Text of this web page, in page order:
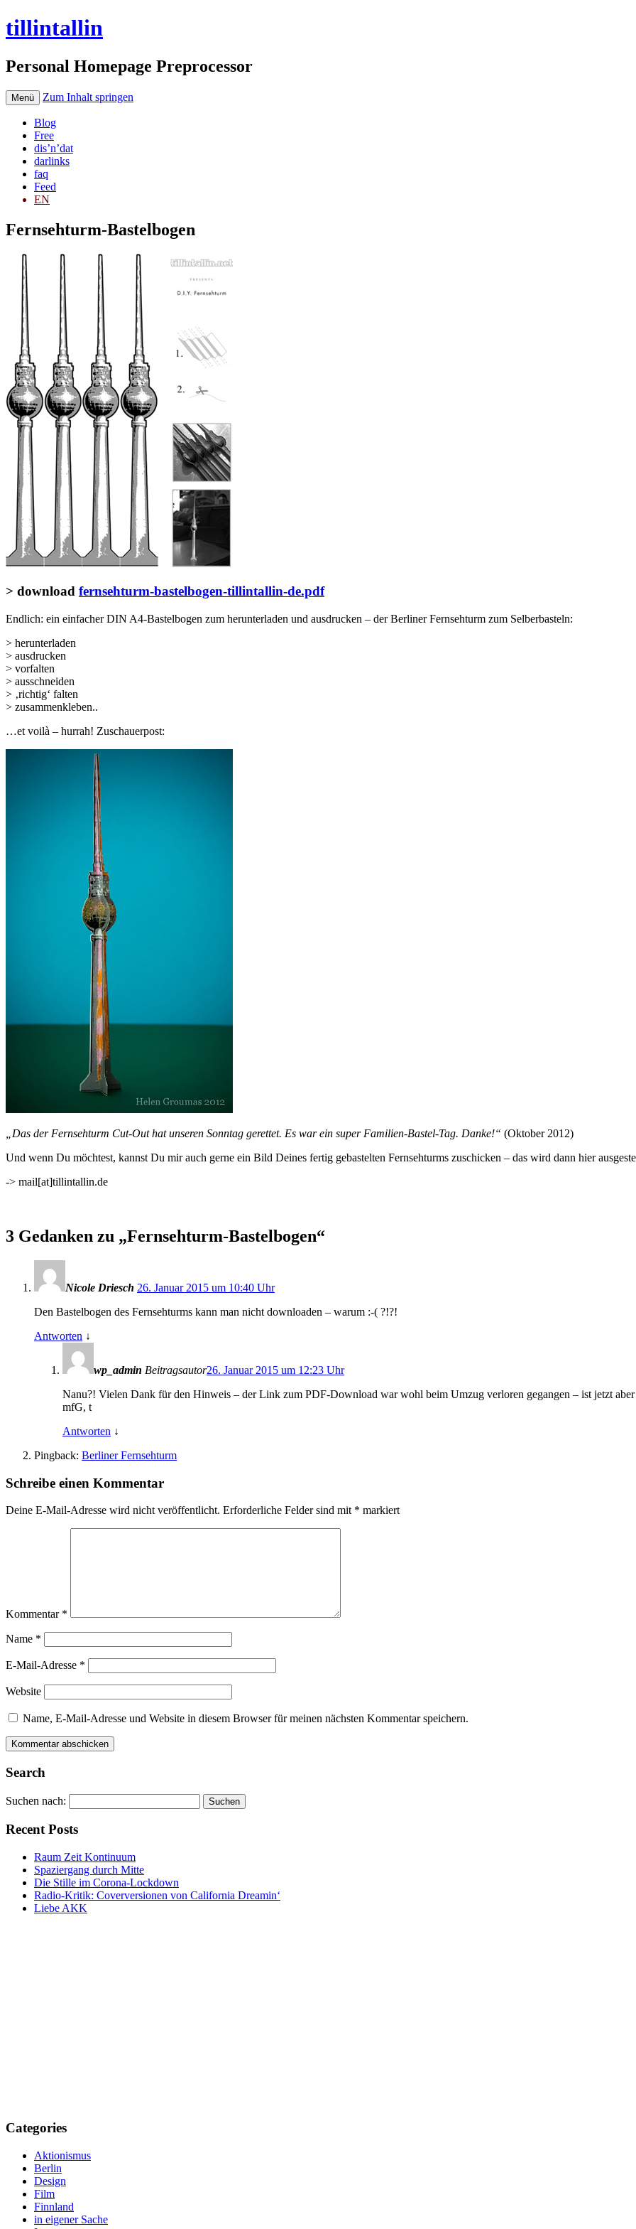
tillintallin
Personal Homepage Preprocessor
Menü Zum Inhalt springen
Blog
Free
dis’n’dat
darlinks
faq
Feed
EN
Fernsehturm-Bastelbogen
> download fernsehturm-bastelbogen-tillintallin-de.pdf
Endlich: ein einfacher DIN A4-Bastelbogen zum herunterladen und ausdrucken – der Berliner Fernsehturm zum Selberbasteln:
> herunterladen
> ausdrucken
> vorfalten
> ausschneiden
> ‚richtig‘ falten
> zusammenkleben..
…et voilà – hurrah! Zuschauerpost:
„Das der Fernsehturm Cut-Out hat unseren Sonntag gerettet. Es war ein super Familien-Bastel-Tag. Danke!“ (Oktober 2012)
Und wenn Du möchtest, kannst Du mir auch gerne ein Bild Deines fertig gebastelten Fernsehturms zuschicken – das wird dann hier
-> mail[at]tillintallin.de
3 Gedanken zu „Fernsehturm-Bastelbogen“
Nicole Driesch 26. Januar 2015 um 10:40 Uhr
Den Bastelbogen des Fernsehturms kann man nicht downloaden – warum :-( ?!?!
Antworten ↓
wp_admin Beitragsautor26. Januar 2015 um 12:23 Uhr
Nanu?! Vielen Dank für den Hinweis – der Link zum PDF-Download war wohl beim Umzug verloren gegangen – ist jetzt aber
mfG, t
Antworten ↓
Pingback: Berliner Fernsehturm
Schreibe einen Kommentar
Deine E-Mail-Adresse wird nicht veröffentlicht. Erforderliche Felder sind mit * markiert
Kommentar *
Name *
E-Mail-Adresse *
Website
Name, E-Mail-Adresse und Website in diesem Browser für meinen nächsten Kommentar speichern.
Alternative:
Alternative:
Search
Suchen nach:
Recent Posts
Raum Zeit Kontinuum
Spaziergang durch Mitte
Die Stille im Corona-Lockdown
Radio-Kritik: Coverversionen von California Dreamin‘
Liebe AKK
Categories
Aktionismus
Berlin
Design
Film
Finnland
in eigener Sache